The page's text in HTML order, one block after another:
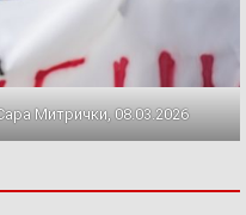
Митрички, 08.03.2026